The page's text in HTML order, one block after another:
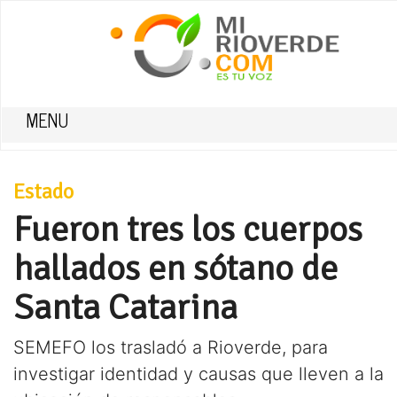
MENU
Estado
Fueron tres los cuerpos
hallados en sótano de
Santa Catarina
SEMEFO los trasladó a Rioverde, para
investigar identidad y causas que lleven a la